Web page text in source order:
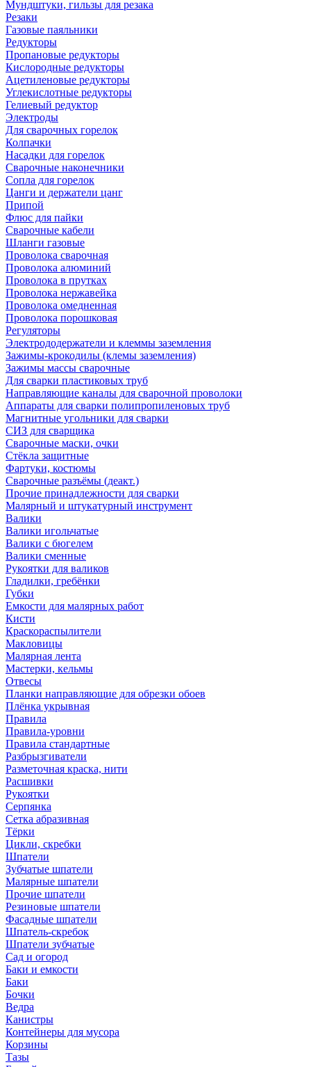
Мундштуки, гильзы для резака
Резаки
Газовые паяльники
Редукторы
Пропановые редукторы
Кислородные редукторы
Ацетиленовые редукторы
Углекислотные редукторы
Гелиевый редуктор
Электроды
Для сварочных горелок
Колпачки
Насадки для горелок
Сварочные наконечники
Сопла для горелок
Цанги и держатели цанг
Припой
Флюс для пайки
Сварочные кабели
Шланги газовые
Проволока сварочная
Проволока алюминий
Проволока в прутках
Проволока нержавейка
Проволока омедненная
Проволока порошковая
Регуляторы
Электрододержатели и клеммы заземления
Зажимы-крокодилы (клемы заземления)
Зажимы массы сварочные
Для сварки пластиковых труб
Направляющие каналы для сварочной проволоки
Аппараты для сварки полипропиленовых труб
Магнитные угольники для сварки
СИЗ для сварщика
Сварочные маски, очки
Стёкла защитные
Фартуки, костюмы
Сварочные разъёмы (деакт.)
Прочие принадлежности для сварки
Малярный и штукатурный инструмент
Валики
Валики игольчатые
Валики с бюгелем
Валики сменные
Рукоятки для валиков
Гладилки, гребёнки
Губки
Емкости для малярных работ
Кисти
Краскораспылители
Макловицы
Малярная лента
Мастерки, кельмы
Отвесы
Планки направляющие для обрезки обоев
Плёнка укрывная
Правила
Правила-уровни
Правила стандартные
Разбрызгиватели
Разметочная краска, нити
Расшивки
Рукоятки
Серпянка
Сетка абразивная
Тёрки
Цикли, скребки
Шпатели
Зубчатые шпатели
Малярные шпатели
Прочие шпатели
Резиновые шпатели
Фасадные шпатели
Шпатель-скребок
Шпатели зубчатые
Сад и огород
Баки и емкости
Баки
Бочки
Ведра
Канистры
Контейнеры для мусора
Корзины
Тазы